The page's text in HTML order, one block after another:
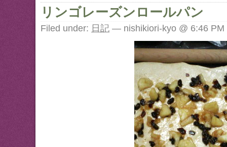
リンゴレーズンロールパン
Filed under: 日記 — nishikiori-kyo @ 6:46 PM